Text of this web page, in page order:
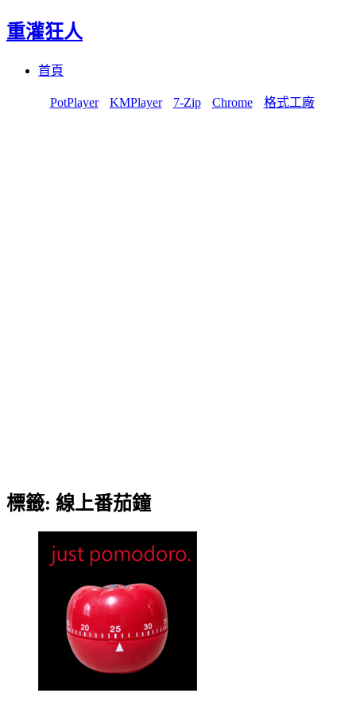
重灌狂人
首頁
PotPlayer KMPlayer 7-Zip Chrome 格式工廠
標籤: 線上番茄鐘